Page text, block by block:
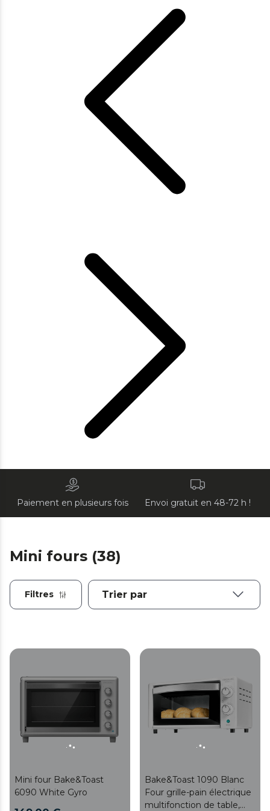
Paiement en plusieurs fois Envoi gratuit en 48-72 h !
Mini fours (38)
Filtres
Mini four Bake&Toast
6090 White Gyro
Bake&Toast 1090 Blanc
Four grille-pain électrique
multifonction de table,